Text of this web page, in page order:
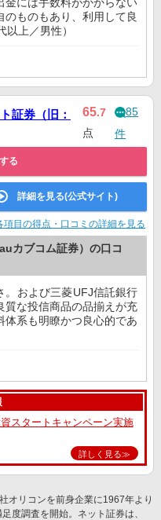
のものもあり、利用して良
上／男性）
証券（旧：
65.7
点
85
件
る
詳細を見る(公式サイト)
項目の得点・口コミの詳細を見る
カブコム証券）の口コ
。および三菱UFJ信託銀行
質な投信商品の品揃えが充
体系も明瞭かつ良心的であ
スタートキャンペーン実施
詳しく見る≫
オリコンを前身企業に1967年より
度調査を開始。ネット証券は、